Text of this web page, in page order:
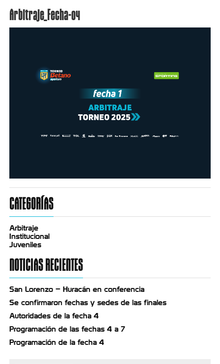
Arbitraje_Fecha-04
CATEGORÍAS
Arbitraje
Institucional
Juveniles
NOTICIAS RECIENTES
San Lorenzo – Huracán en conferencia
Se confirmaron fechas y sedes de las finales
Autoridades de la fecha 4
Programación de las fechas 4 a 7
Programación de la fecha 4